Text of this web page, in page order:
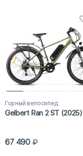
Горный велосипед
Gelbert Ran 2 ST (2025)
67 490